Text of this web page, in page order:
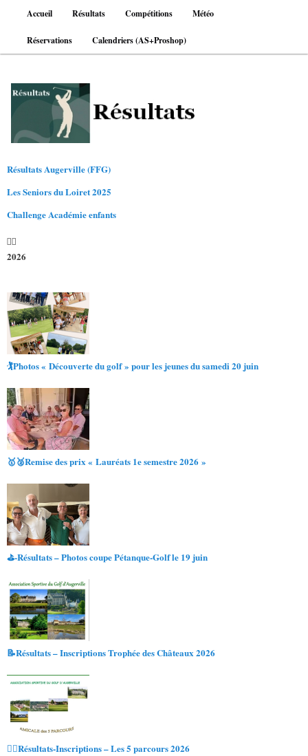
contenu
principal
Accueil Résultats Compétitions Météo
Réservations Calendriers (AS+Proshop)
Résultats Augerville (FFG)
Les Seniors du Loiret 2025
Challenge Académie enfants
2026
🏌️Photos « Découverte du golf » pour les jeunes du samedi 20 juin
🥇🥈Remise des prix « Lauréats 1e semestre 2026 »
⛳-Résultats – Photos coupe Pétanque-Golf le 19 juin
📝Résultats – Inscriptions Trophée des Châteaux 2026
🏌️‍♂️Résultats-Inscriptions – Les 5 parcours 2026